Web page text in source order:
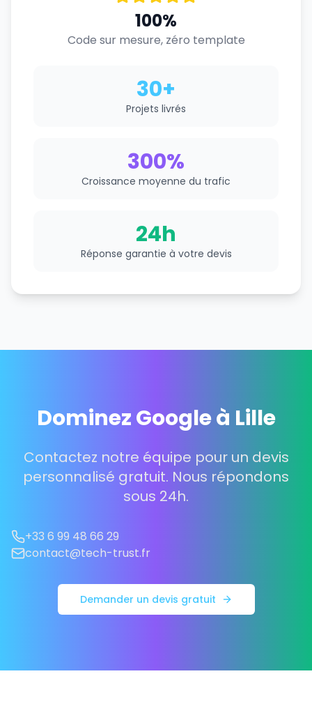
100%
Code sur mesure, zéro template
30+
Projets livrés
300%
Croissance moyenne du trafic
24h
Réponse garantie à votre devis
Dominez Google à Lille
Contactez notre équipe pour un devis
personnalisé gratuit. Nous répondons
sous 24h.
+33 6 99 48 66 29
contact@tech-trust.fr
Demander un devis gratuit